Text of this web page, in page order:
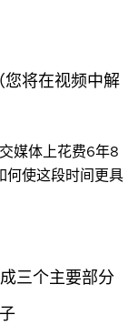
您将在视频中解
媒体上花费6年8
何使这段时间更具
三个主要部分